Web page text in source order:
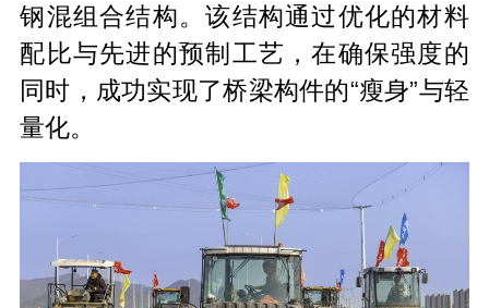
钢混组合结构。该结构通过优化的材料
配比与先进的预制工艺，在确保强度的
同时，成功实现了桥梁构件的“瘦身”与轻
量化。